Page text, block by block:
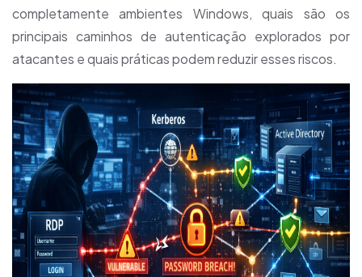
completamente ambientes Windows, quais são os
principais caminhos de autenticação explorados por
atacantes e quais práticas podem reduzir esses riscos.